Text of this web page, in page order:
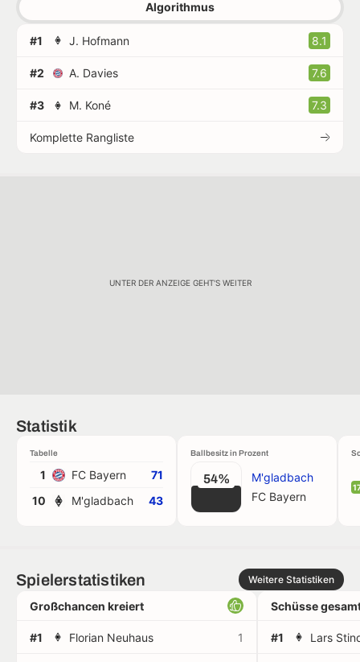
Algorithmus
#1 J. Hofmann 8.1
#2 A. Davies 7.6
#3 M. Koné 7.3
Komplette Rangliste
UNTER DER ANZEIGE GEHT'S WEITER
Statistik
Tabelle
1 FC Bayern
71
10
M'gladbach 43
Ballbesitz in Prozent
54%
M'gladbach
FC Bayern
Spielerstatistiken Weitere Statistiken
Großchancen kreiert
#1 Florian Neuhaus 1
Schüsse
#1 Lars